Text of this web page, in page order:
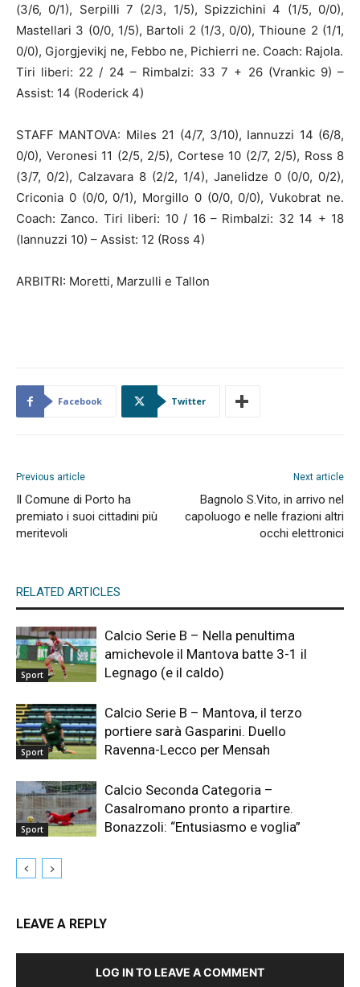
(3/6, 0/1), Serpilli 7 (2/3, 1/5), Spizzichini 4 (1/5, 0/0),
Mastellari 3 (0/0, 1/5), Bartoli 2 (1/3, 0/0), Thioune 2 (1/1,
0/0), Gjorgjevikj ne, Febbo ne, Pichierri ne. Coach: Rajola.
Tiri liberi: 22 / 24 – Rimbalzi: 33 7 + 26 (Vrankic 9) –
Assist: 14 (Roderick 4)
STAFF MANTOVA: Miles 21 (4/7, 3/10), Iannuzzi 14 (6/8,
0/0), Veronesi 11 (2/5, 2/5), Cortese 10 (2/7, 2/5), Ross 8
(3/7, 0/2), Calzavara 8 (2/2, 1/4), Janelidze 0 (0/0, 0/2),
Criconia 0 (0/0, 0/1), Morgillo 0 (0/0, 0/0), Vukobrat ne.
Coach: Zanco. Tiri liberi: 10 / 16 – Rimbalzi: 32 14 + 18
(Iannuzzi 10) – Assist: 12 (Ross 4)
ARBITRI: Moretti, Marzulli e Tallon
Facebook Twitter
Previous article
Il Comune di Porto ha
premiato i suoi cittadini più
meritevoli
Next article
Bagnolo S.Vito, in arrivo nel
capoluogo e nelle frazioni altri
occhi elettronici
RELATED ARTICLES
Sport
Calcio Serie B – Nella penultima
amichevole il Mantova batte 3-1 il
Legnago (e il caldo)
Sport
Calcio Serie B – Mantova, il terzo
portiere sarà Gasparini. Duello
Ravenna-Lecco per Mensah
Sport
Calcio Seconda Categoria –
Casalromano pronto a ripartire.
Bonazzoli: “Entusiasmo e voglia”
LEAVE A REPLY
LOG IN TO LEAVE A COMMENT